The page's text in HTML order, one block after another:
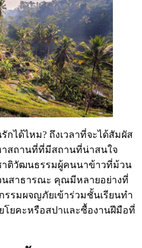
ได้ไหม? ถึงเวลาที่จะได้สัมผัส
าสถานที่ที่มีสถานที่น่าสนใจ
าติวัฒนธรรมผู้คนนาข้าวที่ม้วน
าธารณะ คุณมีหลายอย่างที่
รรมผจญภัยเข้าร่วมชั้นเรียนทำ
โยคะหรือสปาและซื้องานฝีมือที่